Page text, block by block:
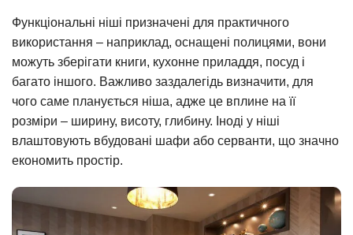
Функціональні ніші призначені для практичного
використання – наприклад, оснащені полицями, вони
можуть зберігати книги, кухонне приладдя, посуд і
багато іншого. Важливо заздалегідь визначити, для
чого саме планується ніша, адже це вплине на її
розміри – ширину, висоту, глибину. Іноді у ніші
влаштовують вбудовані шафи або серванти, що значно
економить простір.